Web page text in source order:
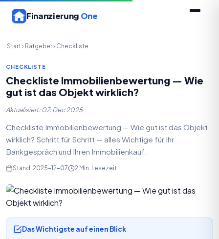
Finanzierung One
Start› Ratgeber› Checkliste
CHECKLISTE
Checkliste Immobilienbewertung — Wie
gut ist das Objekt wirklich?
Aktualisiert: 07. Dec 2025
Checkliste Immobilienbewertung — Wie gut ist das Objekt
wirklich? Schritt für Schritt — alles Wichtige für Ihr
Bankgespräch und Ihren Immobilienkauf.
Stand: 2025-12-07 2 Min. Lesezeit
Das Wichtigste auf einen Blick